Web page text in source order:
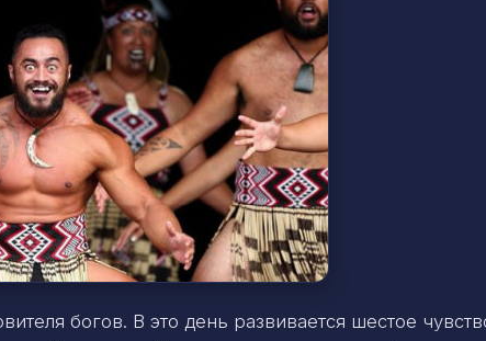
богов. В это день развивается шестое